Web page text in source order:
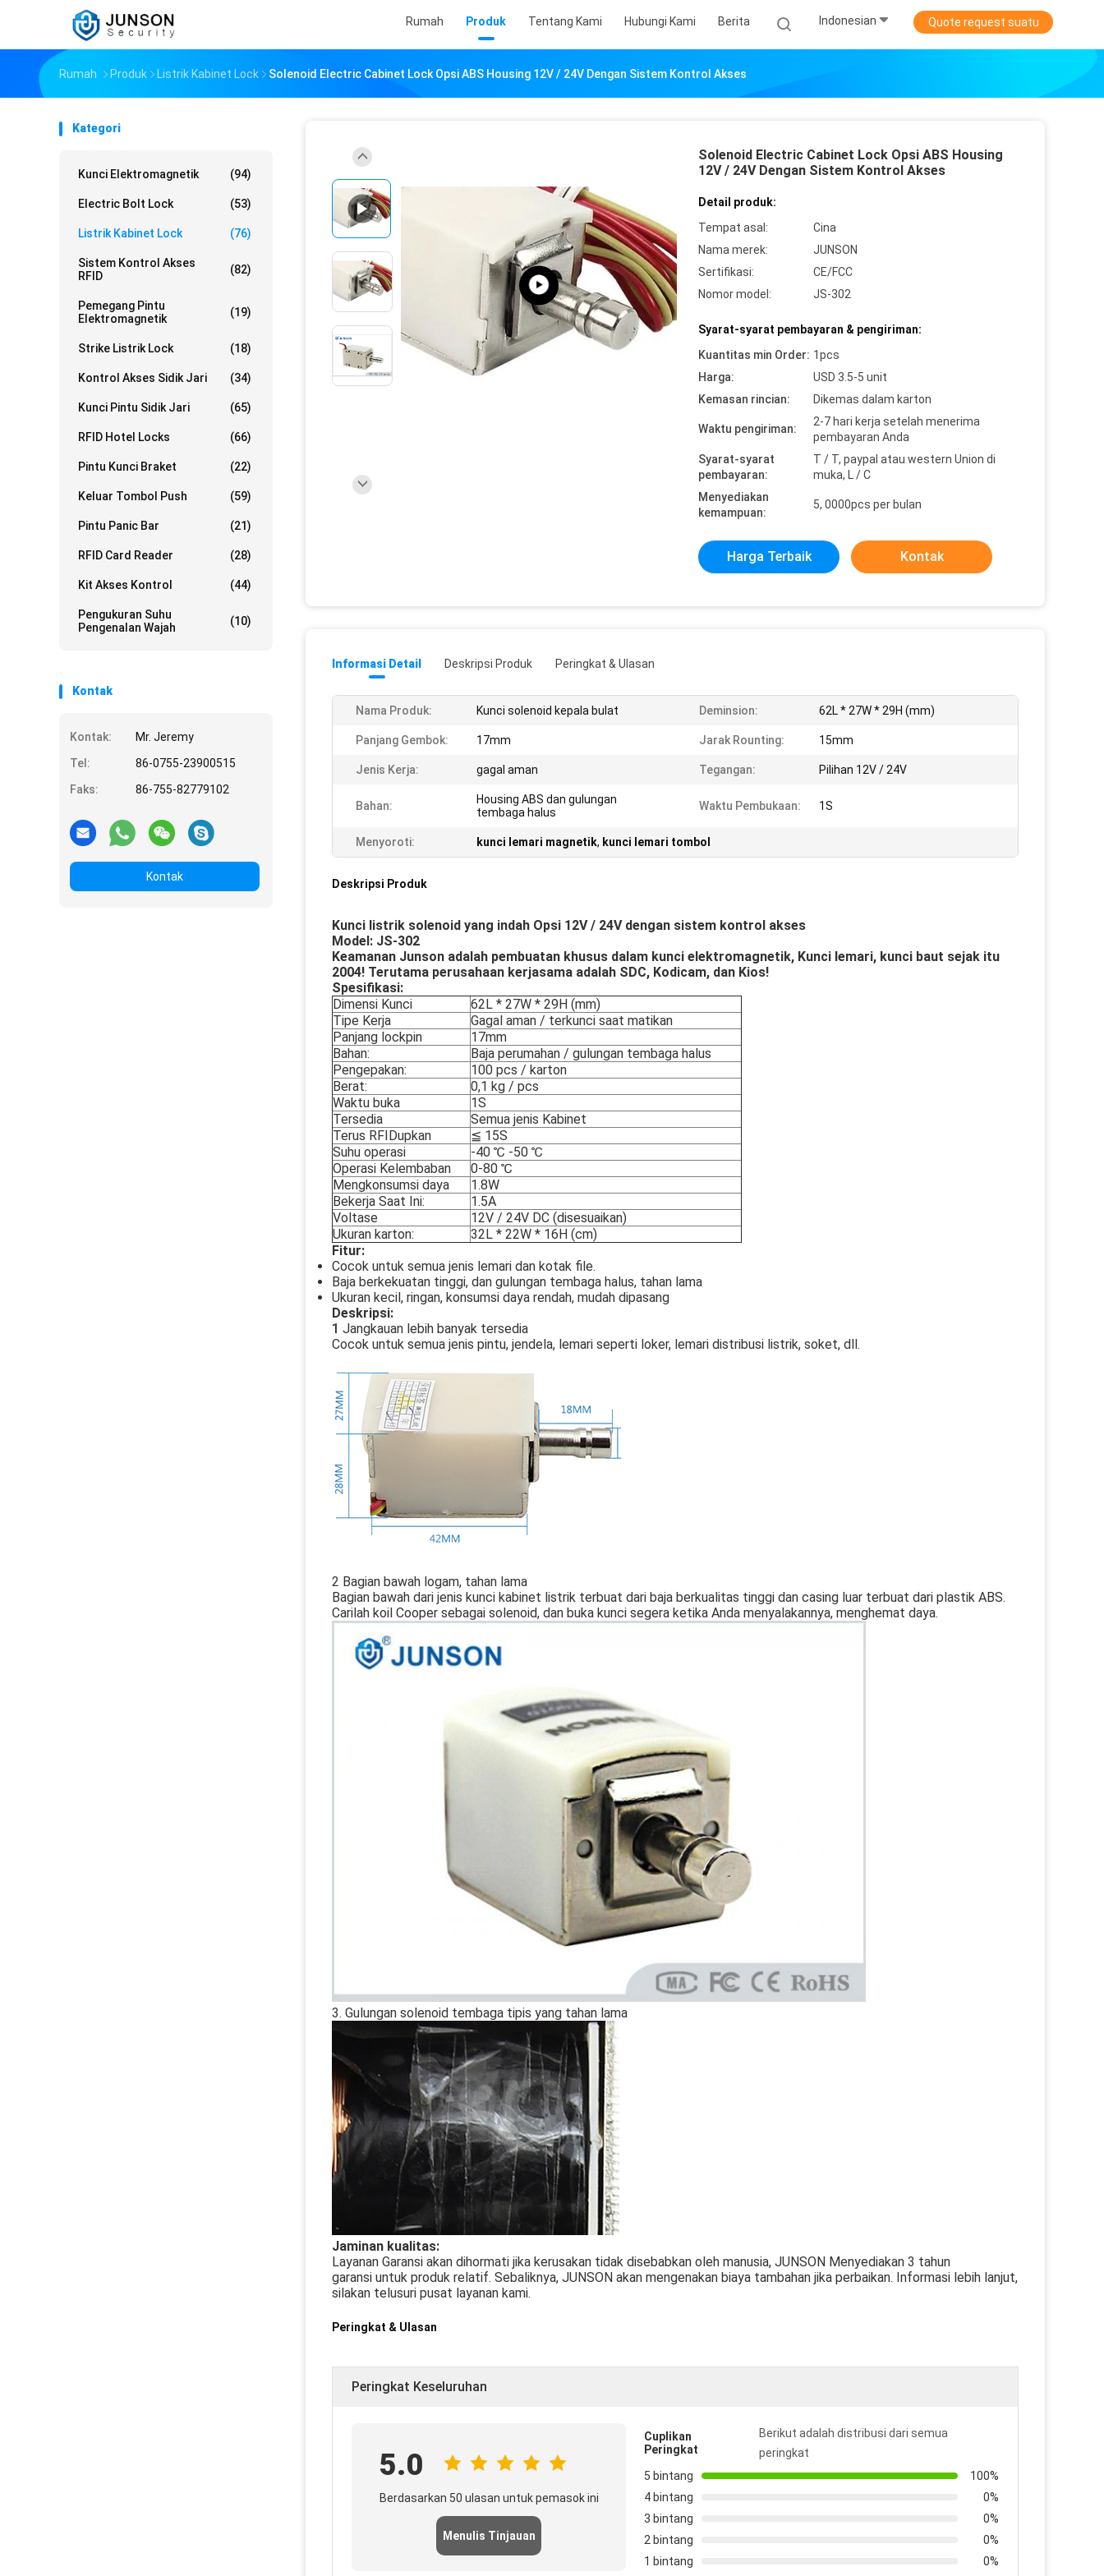
Rumah Produk Tentang Kami Hubungi Kami Berita Indonesian Quote request suatu
Rumah Produk Listrik Kabinet Lock Solenoid Electric Cabinet Lock Opsi ABS Housing 12V / 24V Dengan Sistem Kontrol Akses
Kategori
Kunci Elektromagnetik (94)
Electric Bolt Lock (53)
Listrik Kabinet Lock (76)
Sistem Kontrol Akses
RFID
(82)
Pemegang Pintu
Elektromagnetik
(19)
Strike Listrik Lock (18)
Kontrol Akses Sidik Jari (34)
Kunci Pintu Sidik Jari (65)
RFID Hotel Locks (66)
Pintu Kunci Braket (22)
Keluar Tombol Push (59)
Pintu Panic Bar (21)
RFID Card Reader (28)
Kit Akses Kontrol (44)
Pengukuran Suhu
Pengenalan Wajah
(10)
Kontak
Kontak:
Mr. Jeremy
Tel:
86-0755-23900515
Faks:
86-755-82779102
Kontak
Solenoid Electric Cabinet Lock Opsi ABS Housing
12V / 24V Dengan Sistem Kontrol Akses
Detail produk:
Tempat asal:
Cina
Nama merek:
JUNSON
Sertifikasi:
CE/FCC
Nomor model:
JS-302
Syarat-syarat pembayaran & pengiriman:
Kuantitas min Order: 1pcs
Harga:
USD 3.5-5 unit
Kemasan rincian:
Dikemas dalam karton
Waktu pengiriman:
2-7 hari kerja setelah menerima
pembayaran Anda
Syarat-syarat
pembayaran:
T / T, paypal atau western Union di
muka, L / C
Menyediakan
kemampuan:
5, 0000pcs per bulan
Harga Terbaik Kontak
Informasi Detail Deskripsi Produk Peringkat & Ulasan
Nama Produk: Kunci solenoid kepala bulat Deminsion: 62L * 27W * 29H (mm)
Panjang Gembok: 17mm Jarak Rounting: 15mm
Jenis Kerja: gagal aman Tegangan: Pilihan 12V / 24V
Bahan:
Housing ABS dan gulungan
tembaga halus
Waktu Pembukaan: 1S
Menyoroti: kunci lemari magnetik, kunci lemari tombol
Deskripsi Produk
Kunci listrik solenoid yang indah Opsi 12V / 24V dengan sistem kontrol akses
Model: JS-302
Keamanan Junson adalah pembuatan khusus dalam kunci elektromagnetik, Kunci lemari, kunci baut sejak itu
2004! Terutama perusahaan kerjasama adalah SDC, Kodicam, dan Kios!
Spesifikasi:
Dimensi Kunci
62L * 27W * 29H (mm)
Tipe Kerja
Gagal aman / terkunci saat matikan
Panjang lockpin
17mm
Bahan:
Baja perumahan / gulungan tembaga halus
Pengepakan:
100 pcs / karton
Berat:
0,1 kg / pcs
Waktu buka
1S
Tersedia
Semua jenis Kabinet
Terus RFIDupkan
≦ 15S
Suhu operasi
-40 ℃ -50 ℃
Operasi Kelembaban
0-80 ℃
Mengkonsumsi daya
1.8W
Bekerja Saat Ini:
1.5A
Voltase
12V / 24V DC (disesuaikan)
Ukuran karton:
32L * 22W * 16H (cm)
Fitur:
Cocok untuk semua jenis lemari dan kotak file.
Baja berkekuatan tinggi, dan gulungan tembaga halus, tahan lama
Ukuran kecil, ringan, konsumsi daya rendah, mudah dipasang
Deskripsi:
1 Jangkauan lebih banyak tersedia
Cocok untuk semua jenis pintu, jendela, lemari seperti loker, lemari distribusi listrik, soket, dll.
2 Bagian bawah logam, tahan lama
Bagian bawah dari jenis kunci kabinet listrik terbuat dari baja berkualitas tinggi dan casing luar terbuat dari plastik ABS.
Carilah koil Cooper sebagai solenoid, dan buka kunci segera ketika Anda menyalakannya, menghemat daya.
3. Gulungan solenoid tembaga tipis yang tahan lama
Jaminan kualitas:
Layanan Garansi akan dihormati jika kerusakan tidak disebabkan oleh manusia, JUNSON Menyediakan 3 tahun
garansi untuk produk relatif. Sebaliknya, JUNSON akan mengenakan biaya tambahan jika perbaikan. Informasi lebih lanjut,
silakan telusuri pusat layanan kami.
Peringkat & Ulasan
Peringkat Keseluruhan
5.0
Berdasarkan 50 ulasan untuk pemasok ini
Menulis Tinjauan
Cuplikan
Peringkat
Berikut adalah distribusi dari semua
peringkat
5 bintang
100%
4 bintang
0%
3 bintang
0%
2 bintang
0%
1 bintang
0%